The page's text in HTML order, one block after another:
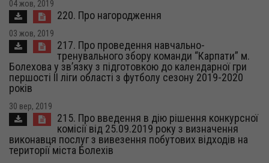
04 жов, 2019
220. Про нагородження
03 жов, 2019
217. Про проведення навчально-
тренувального збору команди “Карпати” м.
Болехова у зв’язку з підготовкою до календарної гри
першості ІІ ліги області з футболу сезону 2019-2020
років
30 вер, 2019
215. Про введення в дію рішення конкурсної
комісії від 25.09.2019 року з визначення
виконавця послуг з вивезення побутових відходів на
території міста Болехів